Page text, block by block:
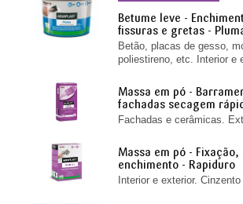
Betume leve -
fissuras e gretas -
Betão, placas de gesso,
poliestireno, etc. Interior e
Massa em pó -
fachadas secagem
Fachadas e cerâmicas.
Massa em pó -
enchimento - Rapiduro
Interior e exterior. Cinzento